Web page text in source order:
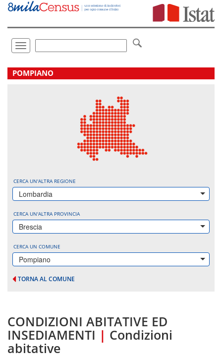
Vai
direttamente
Toggle
navigation
.
POMPIANO
CERCA UN'ALTRA REGIONE
Lombardia
CERCA UN'ALTRA PROVINCIA
Brescia
CERCA UN COMUNE
Pompiano
TORNA AL COMUNE
CONDIZIONI ABITATIVE ED
INSEDIAMENTI | Condizioni
abitative